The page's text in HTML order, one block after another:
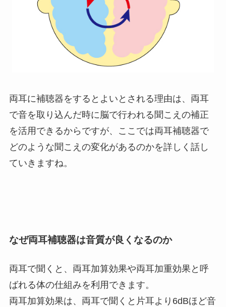
両耳に補聴器をするとよいとされる理由は、両耳
で音を取り込んだ時に脳で行われる聞こえの補正
を活用できるからですが、ここでは両耳補聴器で
どのような聞こえの変化があるのかを詳しく話し
ていきますね。
なぜ両耳補聴器は音質が良くなるのか
両耳で聞くと、両耳加算効果や両耳加重効果と呼
ばれる体の仕組みを利用できます。
両耳加算効果は、両耳で聞くと片耳より6dBほど音